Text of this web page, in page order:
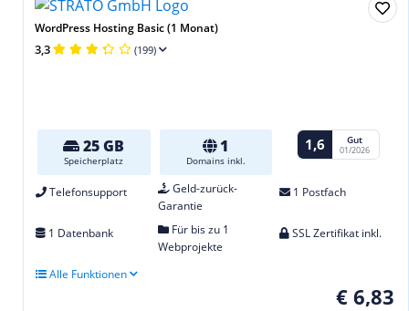
WordPress Hosting Basic (1 Monat)
3,3 (199)
25 GB
Speicherplatz
1
Domains inkl.
1,6 Gut
01/2026
Telefonsupport
Geld-zurück-
Garantie
1 Postfach
1 Datenbank
Für bis zu 1
Webprojekte
SSL Zertifikat inkl.
Alle Funktionen
€ 6,83